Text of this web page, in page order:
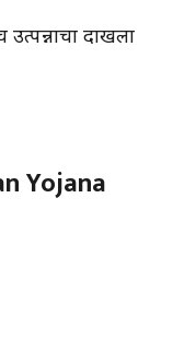
दाखला
Yojana